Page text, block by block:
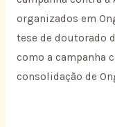
organizados em
tese de doutorado
como a campanha
consolidação de